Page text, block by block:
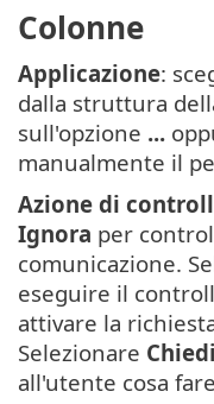
Colonne
Applicazione:
dalla struttura
sull'opzione ...
manualmente il
Azione di
Ignora per
comunicazione.
eseguire il
attivare la
Selezionare Chiedi
all'utente cosa